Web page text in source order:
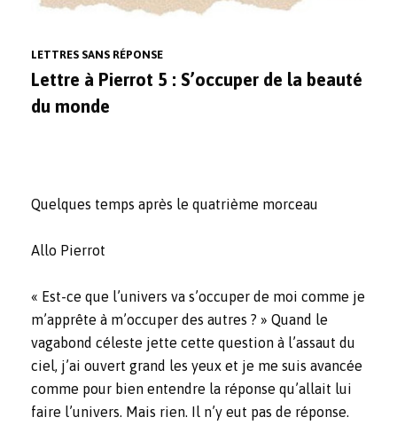
LETTRES SANS RÉPONSE
Lettre à Pierrot 5 : S’occuper de la beauté
du monde
Quelques temps après le quatrième morceau
Allo Pierrot
« Est-ce que l’univers va s’occuper de moi comme je
m’apprête à m’occuper des autres ? » Quand le
vagabond céleste jette cette question à l’assaut du
ciel, j’ai ouvert grand les yeux et je me suis avancée
comme pour bien entendre la réponse qu’allait lui
faire l’univers. Mais rien. Il n’y eut pas de réponse.